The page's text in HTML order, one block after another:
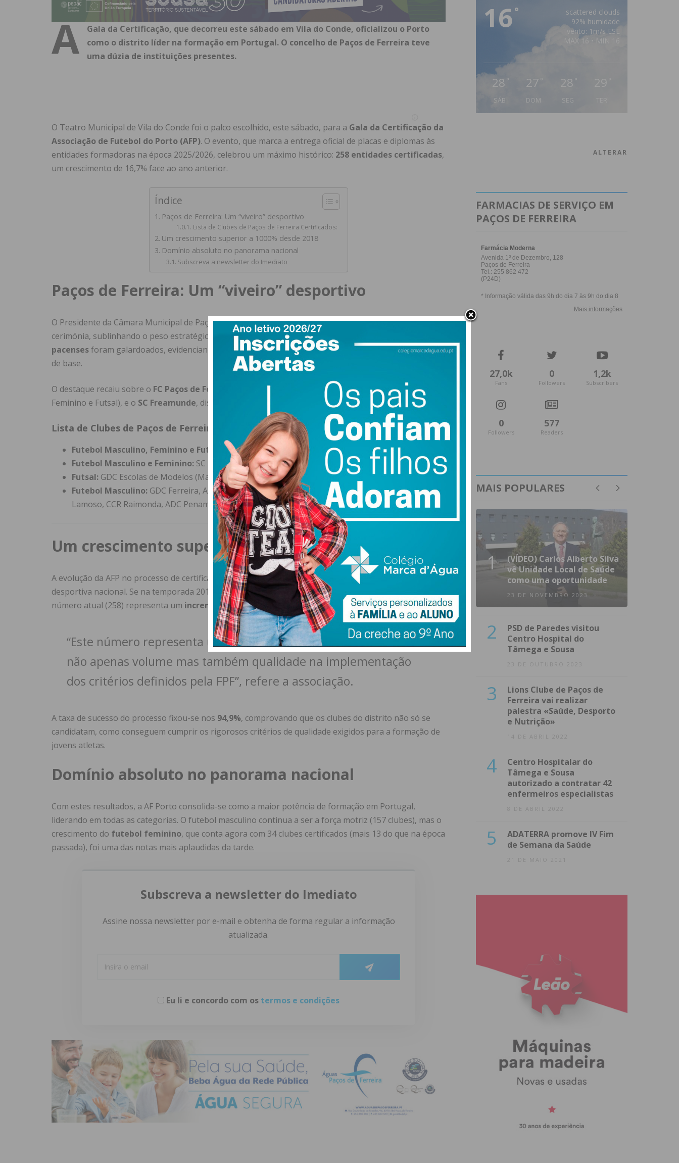
A
Gala da Certificação, que decorreu este sábado em Vila do Conde, oficializou o Porto
como o distrito líder na formação em Portugal. O concelho de Paços de Ferreira teve
uma dúzia de instituições presentes.
O Teatro Municipal de Vila do Conde foi o palco escolhido, este sábado, para a Gala da Certificação da
Associação de Futebol do Porto (AFP). O evento, que marca a entrega oficial de placas e diplomas às
entidades formadoras na época 2025/2026, celebrou um máximo histórico: 258 entidades certificadas,
um crescimento de 16,7% face ao ano anterior.
Índice
Paços de Ferreira: Um “viveiro” desportivo
Lista de Clubes de Paços de Ferreira Certificados:
Um crescimento superior a 1000% desde 2018
Domínio absoluto no panorama nacional
Subscreva a newsletter do Imediato
Paços de Ferreira: Um “viveiro” desportivo
O Presidente da Câmara Municipal de Paços de Ferreira,Paulo Ferreira, fez questão de acompanhar a
cerimónia, sublinhando o peso estratégico que o desporto ocupa no concelho. No total,
pacensesforam galardoados, evidenciando o trabalho realizado desde o futebol de elite até ao futsal
de base.
O destaque recaiu sobre o FC Paços de Ferreira
, certificado nas três vertentes (Futebol Masculino,
Feminino e Futsal), e o SC Freamunde, distinguido tanto no masculino como no feminino.
Lista de Clubes de Paços de Ferreira Certificados:
Futebol Masculino, Feminino e Futsal:
FC Paços de Ferreira.
Futebol Masculino e Feminino: SC Freamunde.
Futsal: GDC Escolas de Modelos (Masc.) e GDCR Escolas de Arreigada (Masc. e Fem.).
Futebol Masculino: GDC Ferreira, ADC Frazão, CD Águias de Eiriz, Citânia de Sanfins FC, AJM
Lamoso, CCR Raimonda, ADC Penamaior e CDC Codessos.
Um crescimento superior a 1000% desde 2018
A evolução da AFP no processo de certificação é um dos dados mais impressionantes da gestão
desportiva nacional. Se na temporada 2018/2019 existiam apenas 23 entidades certificadas no distrito, o
número atual (258) representa um incremento superior a 1000% em apenas sete épocas.
“Este número representa uma evolução notável… evidenciando
não apenas volume mas também qualidade na implementação
dos critérios definidos pela FPF”, refere a associação.
A taxa de sucesso do processo fixou-se nos 94,9%, comprovando que os clubes do distrito não só se
candidatam, como conseguem cumprir os rigorosos critérios de qualidade exigidos para a formação de
jovens atletas.
Domínio absoluto no panorama nacional
Com estes resultados, a AF Porto consolida-se como a maior potência de formação em Portugal,
liderando em todas as categorias. O futebol masculino continua a ser a força motriz (157 clubes), mas o
crescimento do futebol feminino, que conta agora com 34 clubes certificados (mais 13 do que na época
passada), foi uma das notas mais aplaudidas da tarde.
Subscreva a newsletter do Imediato
Assine nossa newsletter por e-mail e obtenha de forma regular a informação
atualizada.
Eu li e concordo com os termos e condições
16°
scattered clouds
92% humidade
vento: 1m/s ESE
MAX 16 • MIN 16
28 °
SÁB
27 °
DOM
28 °
SEG
29 °
ALTERAR
FARMACIAS DE SERVIÇO EM
PAÇOS DE FERREIRA
27,0k
Fans
0
Followers
1,2k
Subscribers
0
Followers
577
Readers
MAIS POPULARES
1
(VÍDEO) Carlos Alberto Silva
vê Unidade Local de Saúde
como uma oportunidade
23 DE NOVEMBRO 2023
2
PSD de Paredes visitou
Centro Hospital do
Tâmega e Sousa
23 DE OUTUBRO 2023
3
Lions Clube de Paços de
Ferreira vai realizar
palestra «Saúde, Desporto
e Nutrição»
14 DE ABRIL 2022
4
Centro Hospitalar do
Tâmega e Sousa
autorizado a contratar 42
enfermeiros especialistas
8 DE ABRIL 2022
5
ADATERRA promove IV Fim
de Semana da Saúde
21 DE MAIO 2021